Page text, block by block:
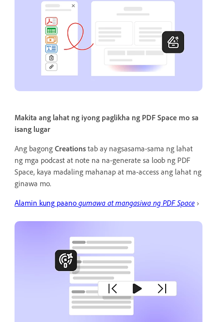
Makita ang lahat ng iyong paglikha ng PDF Space mo sa
isang lugar
Ang bagong Creations tab ay nagsasama-sama ng lahat
ng mga podcast at note na na-generate sa loob ng PDF
Space, kaya madaling mahanap at ma-access ang lahat ng
ginawa mo.
Alamin kung paano gumawa at mangasiwa ng PDF Space ›